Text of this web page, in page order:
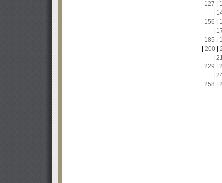
127
156
185
200|
229
258